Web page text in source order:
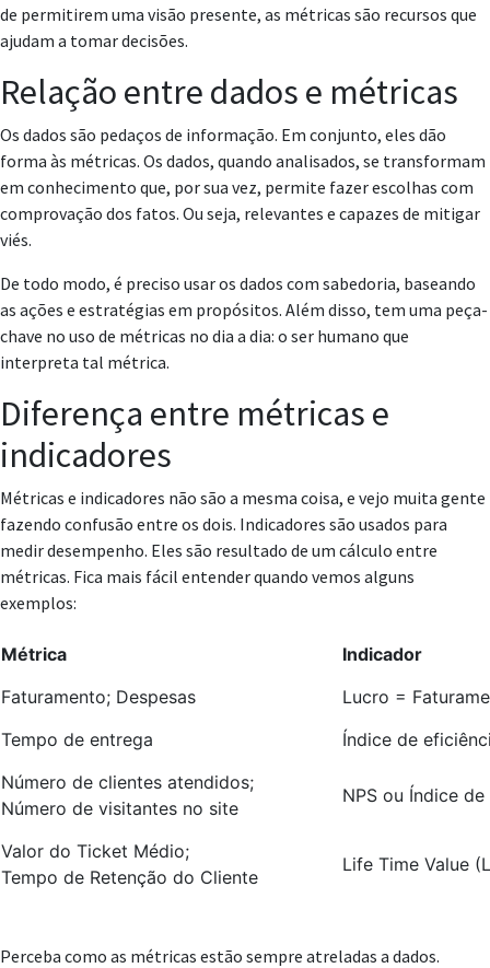
de permitirem uma visão presente, as métricas são recursos que
ajudam a tomar decisões.
Relação entre dados e métricas
Os dados são pedaços de informação. Em conjunto, eles dão
forma às métricas. Os dados, quando analisados, se transformam
em conhecimento que, por sua vez, permite fazer escolhas com
comprovação dos fatos. Ou seja, relevantes e capazes de mitigar
viés.
De todo modo, é preciso usar os dados com sabedoria, baseando
as ações e estratégias em propósitos. Além disso, tem uma peça-
chave no uso de métricas no dia a dia: o ser humano que
interpreta tal métrica.
Diferença entre métricas e
indicadores
Métricas e indicadores não são a mesma coisa, e vejo muita gente
fazendo confusão entre os dois. Indicadores são usados para
medir desempenho. Eles são resultado de um cálculo entre
métricas. Fica mais fácil entender quando vemos alguns
exemplos:
Métrica
Indicador
Faturamento; Despesas
Lucro =
Tempo de entrega
Índice de
Número de clientes atendidos;
Número de visitantes no site
NPS ou Índice
Valor do Ticket Médio;
Tempo de Retenção do Cliente
Life Time Value
Perceba como as métricas estão sempre atreladas a dados.